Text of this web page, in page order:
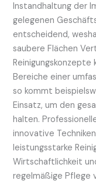
Instandhaltung der
gelegenen
entscheidend,
saubere Flächen
Reinigungskonzepte
Bereiche einer
so kommt
Einsatz, um den
halten.
innovative
leistungsstarke
Wirtschaftlichkeit
regelmäßige Pflege